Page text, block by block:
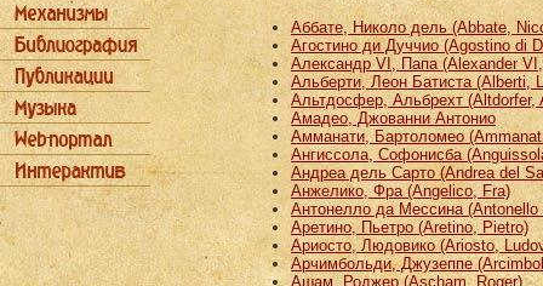
Аббате, Николо дель (Abbate,
Агостино ди Дуччио (Agostino di
Александр VI, Папа (Alexander
Альберти, Леон Батиста (Alberti,
Альтдосфер, Альбрехт (Altdorfer,
Амадео, Джованни Антонио
Амманати, Бартоломео
Ангиссола, Софонисба
Андреа дель Сарто (Andrea del
Анжелико, Фра (Angelico, Fra)
Антонелло да Мессина (Antonello
Аретино, Пьетро (Aretino, Pietro)
Ариосто, Людовико (Ariosto,
Арчимбольди, Джузеппе
Ашам, Роджер (Ascham, Roger)